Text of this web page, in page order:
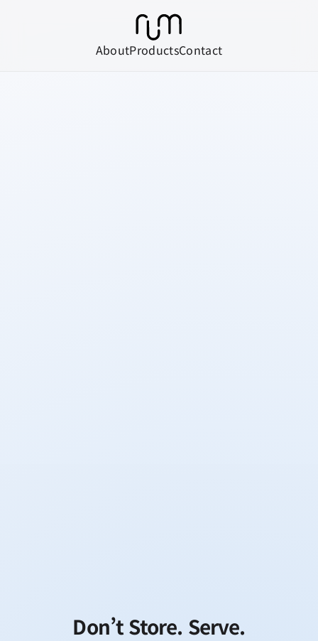
AboutProductsContact
Don’t Store. Serve.